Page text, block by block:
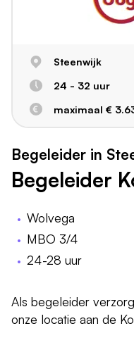
Steenwijk
24 - 32 uur
maximaal €
Begeleider in
Begeleider
Wolvega
MBO 3/4
24-28 uur
Als begeleider
onze locatie aan de